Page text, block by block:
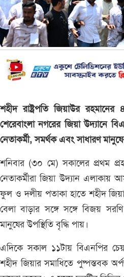
শহীদ রাষ্ট্রপতি জিয়াউর রহমানের
শেরেবাংলা নগরের জিয়া উদ্যানে
নেতাকর্মী, সমর্থক এবং সাধারণ
শনিবার (৩০ মে) সকালের প্রথম
নেতাকর্মীরা জিয়া উদ্যান
ফুল ও দলীয় পতাকা হাতে শহীদ
বেলা বাড়ার সঙ্গে সঙ্গে বিজয়
মানুষের উপস্থিতি বৃদ্ধি পায়।
এদিকে সকাল ১১টায় বিএনপির
শহীদ জিয়ার সমাধিতে পুষ্পস্তবক